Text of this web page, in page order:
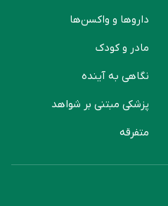
دارو‌ها و واکسن‌ها
مادر و کودک
نگاهی به آینده
پزشکی مبتنی بر شواهد
متفرقه